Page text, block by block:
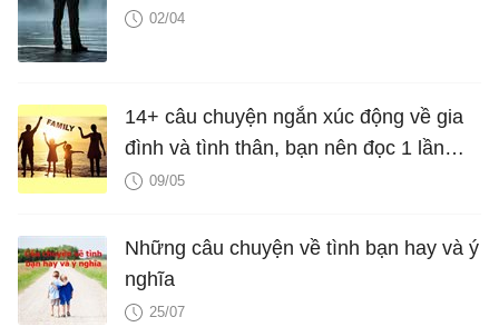
02/04
14+ câu chuyện ngắn xúc động về gia
đình và tình thân, bạn nên đọc 1 lần
trong đời
09/05
Những câu chuyện về tình bạn hay và ý
nghĩa
25/07